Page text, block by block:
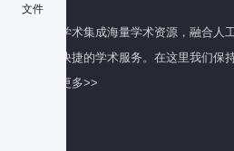
文件
百度学术集成海量学术资源，融合
全面快捷的学术服务。在这里我们
了解更多>>